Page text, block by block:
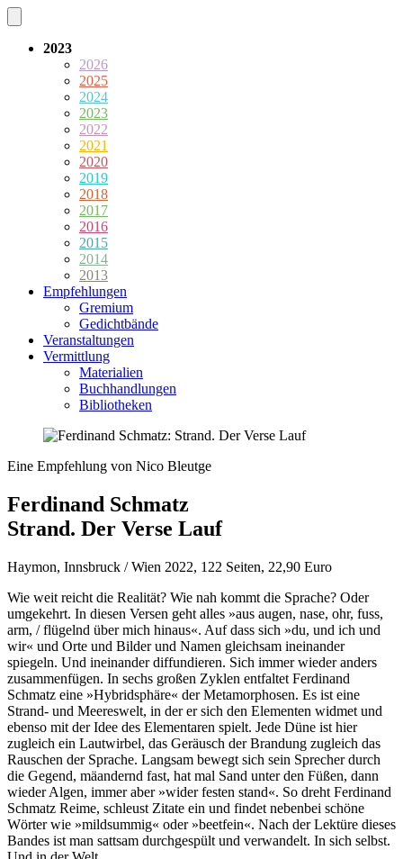
2023
2026
2025
2024
2023
2022
2021
2020
2019
2018
2017
2016
2015
2014
2013
Empfehlungen
Gremium
Gedichtbände
Veranstaltungen
Vermittlung
Materialien
Buchhandlungen
Bibliotheken
Eine Empfehlung von Nico Bleutge
Ferdinand Schmatz
Strand. Der Verse Lauf
Haymon, Innsbruck / Wien 2022, 122 Seiten, 22,90 Euro
Wie weit reicht die Realität? Wie nah kommt die Sprache? Oder
umgekehrt. In diesen Versen geht alles »aus augen, nase, ohr, fuss,
arm, / flügelnd über mich hinaus«. Auf dass sich »du, und ich und
wir« und Orte und Bilder und Namen gleichsam ineinander
spiegeln. Und ineinander diffundieren. Sich immer wieder anders
zusammenfügen. In sechs großen Zyklen entfaltet Ferdinand
Schmatz eine »Hybridsphäre« der Metamorphosen. Es ist eine
Strand- und Meereswelt, in der er sich den Elementen widmet und
ebenso mit der Idee des Elementaren spielt. Jede Düne ist hier
zugleich ein Lautwirbel, das Geräusch der Brandung zugleich das
Rauschen der Sprache. Langsam bewegt sich sein Sprecher durch
die Gegend, mäandernd fast, hat mal Sand unter den Füßen, dann
wieder Algen, immer aber »wider festen stand«. So dreht Ferdinand
Schmatz Reime, schleust Zitate ein und findet nebenbei schöne
Wörter wie »mildsummig« oder »beetfein«. Nach der Lektüre dieses
Bandes ist man sattsam durchgespült und verwandelt. In sich selbst.